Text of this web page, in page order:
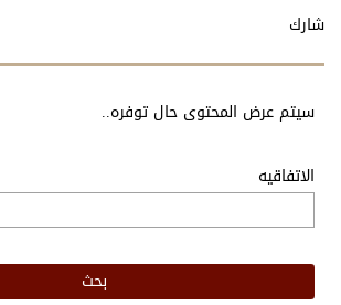
شارك
سيتم عرض المحتوى حال توفره..
الاتفاقيه